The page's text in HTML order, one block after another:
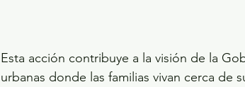
Esta acción contribuye a la visión de la
urbanas donde las familias vivan cerca de